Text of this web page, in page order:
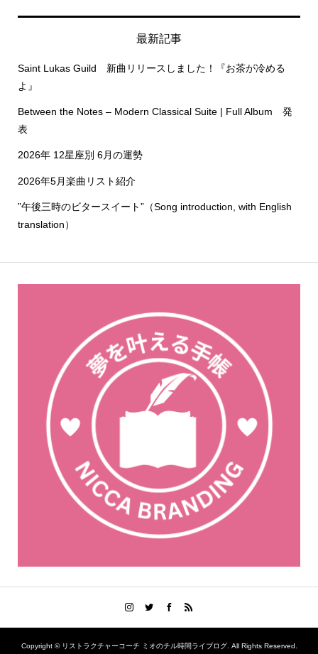
最新記事
Saint Lukas Guild 新曲リリースしました！『お茶が冷める
よ』
Between the Notes – Modern Classical Suite | Full Album 発
表
2026年 12星座別 6月の運勢
2026年5月楽曲リスト紹介
”午後三時のビタースイート”（Song introduction, with English
translation）
Copyright ©リストラクチャーコーチ ミオのチル時間ライブログ. All Rights Reserved.